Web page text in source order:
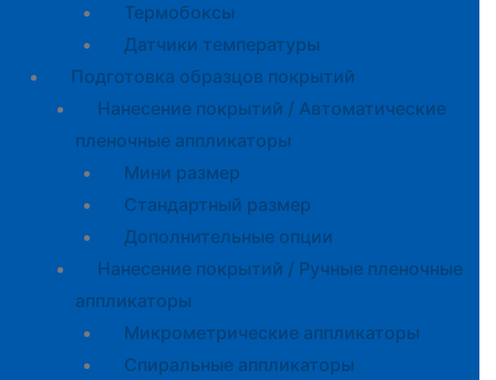
Термобоксы
Датчики температуры
Подготовка образцов покрытий
Нанесение покрытий / Автоматические
пленочные аппликаторы
Мини размер
Стандартный размер
Дополнительные опции
Нанесение покрытий / Ручные пленочные
аппликаторы
Микрометрические аппликаторы
Спиральные аппликаторы